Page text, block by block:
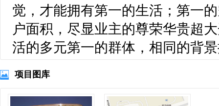
觉，才能拥有第一的生活；第一
户面积，尽显业主的尊荣华贵超
活的多元第一的群体，相同的背
项目图库